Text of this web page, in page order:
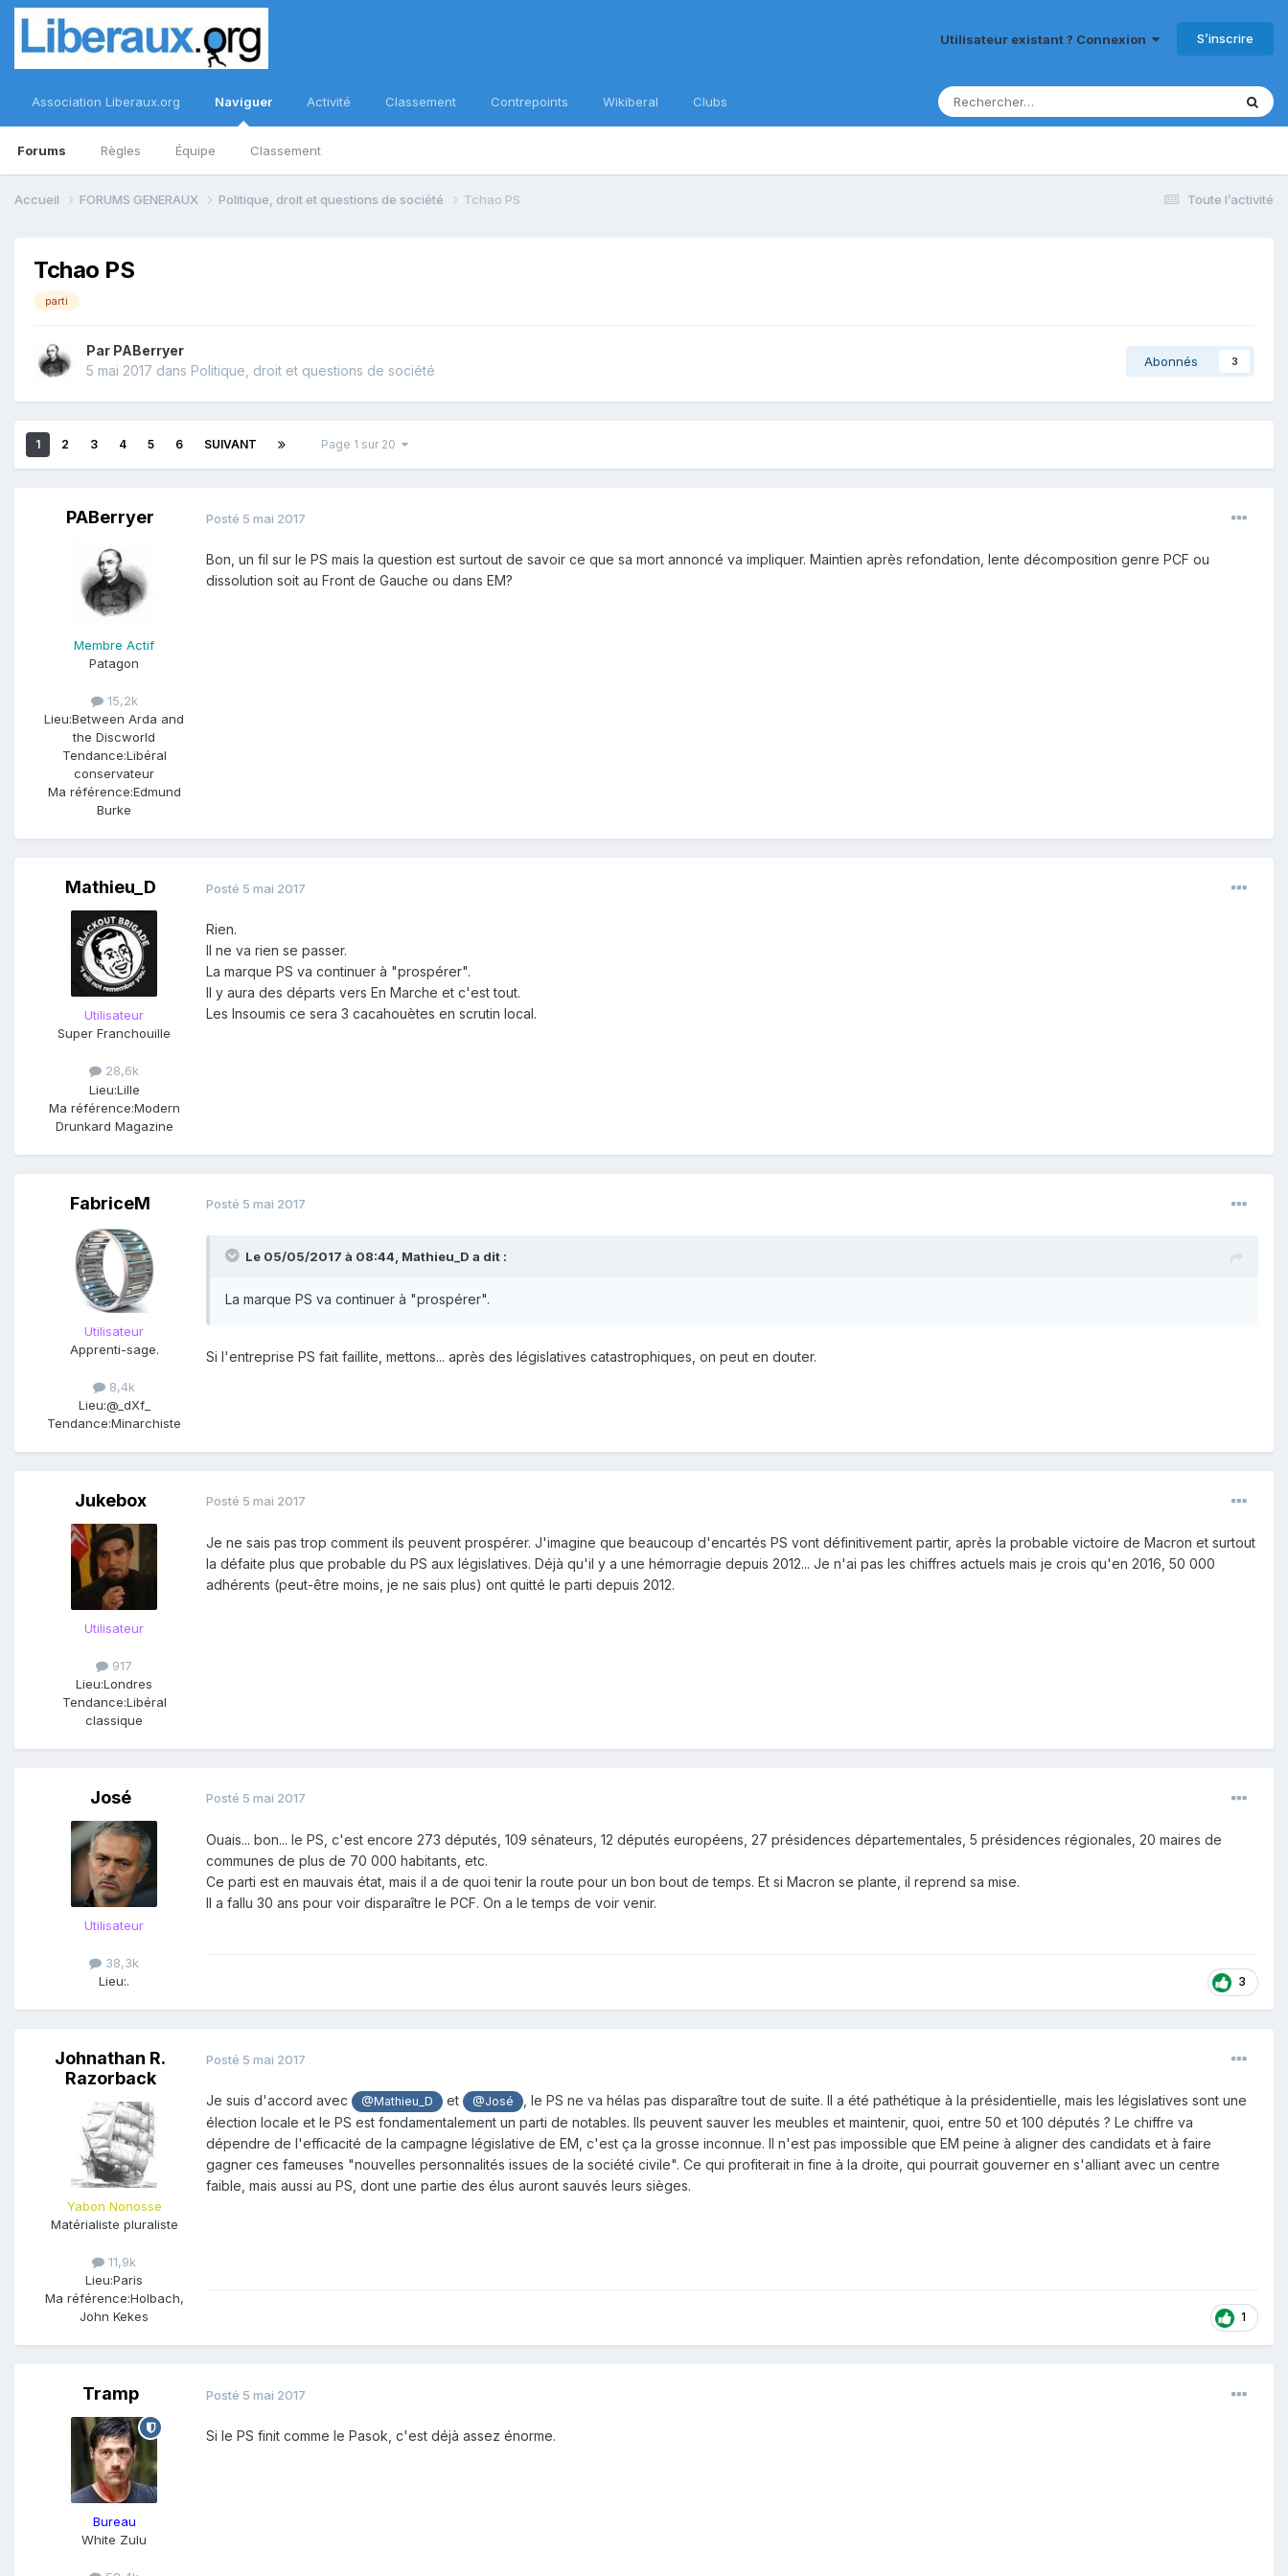
Utilisateur existant ? Connexion S’inscrire
Association Liberaux.org Naviguer
Forums Règles Équipe Classement
Activité Classement Contrepoints Wikiberal Clubs
Toute l’activité
Accueil FORUMS GENERAUX Politique, droit et questions de société Tchao PS
Tchao PS
parti
Par PABerryer
5 mai 2017 dans Politique, droit et questions de société
Abonnés 3
1 2 3 4 5 6 SUIVANT Page 1 sur 20
PABerryer
Membre Actif
Patagon
15,2k
Lieu:Between Arda and
the Discworld
Tendance:Libéral
conservateur
Ma référence:Edmund
Burke
Posté 5 mai 2017
Bon, un fil sur le PS mais la question est surtout de savoir ce que sa mort annoncé va impliquer. Maintien après refondation, lente décomposition genre PCF ou
dissolution soit au Front de Gauche ou dans EM?
Mathieu_D
Utilisateur
Super Franchouille
28,6k
Lieu:Lille
Ma référence:Modern
Drunkard Magazine
Posté 5 mai 2017
Rien.
Il ne va rien se passer.
La marque PS va continuer à "prospérer".
Il y aura des départs vers En Marche et c'est tout.
Les Insoumis ce sera 3 cacahouètes en scrutin local.
FabriceM
Utilisateur
Apprenti-sage.
8,4k
Lieu:@_dXf_
Tendance:Minarchiste
Posté 5 mai 2017
Le 05/05/2017 à 08:44, Mathieu_D a dit :
La marque PS va continuer à "prospérer".
Si l'entreprise PS fait faillite, mettons... après des législatives catastrophiques, on peut en douter.
Jukebox
Utilisateur
917
Lieu:Londres
Tendance:Libéral
classique
Posté 5 mai 2017
Je ne sais pas trop comment ils peuvent prospérer. J'imagine que beaucoup d'encartés PS vont définitivement partir, après la probable victoire de Macron et surtout
la défaite plus que probable du PS aux législatives. Déjà qu'il y a une hémorragie depuis 2012... Je n'ai pas les chiffres actuels mais je crois qu'en 2016, 50 000
adhérents (peut-être moins, je ne sais plus) ont quitté le parti depuis 2012.
José
Utilisateur
38,3k
Lieu:.
Posté 5 mai 2017
Ouais... bon... le PS, c'est encore 273 députés, 109 sénateurs, 12 députés européens, 27 présidences départementales, 5 présidences régionales, 20 maires de
communes de plus de 70 000 habitants, etc.
Ce parti est en mauvais état, mais il a de quoi tenir la route pour un bon bout de temps. Et si Macron se plante, il reprend sa mise.
Il a fallu 30 ans pour voir disparaître le PCF. On a le temps de voir venir.
3
Johnathan R.
Razorback
Yabon Nonosse
Matérialiste pluraliste
11,9k
Lieu:Paris
Ma référence:Holbach,
John Kekes
Posté 5 mai 2017
Je suis d'accord avec @Mathieu_D et @José
, le PS ne va hélas pas disparaître tout de suite. Il a été pathétique à la présidentielle, mais les législatives sont une
élection locale et le PS est fondamentalement un parti de notables. Ils peuvent sauver les meubles et maintenir, quoi, entre 50 et 100 députés ? Le chiffre va
dépendre de l'efficacité de la campagne législative de EM, c'est ça la grosse inconnue. Il n'est pas impossible que EM peine à aligner des candidats et à faire
gagner ces fameuses "nouvelles personnalités issues de la société civile". Ce qui profiterait in fine à la droite, qui pourrait gouverner en s'alliant avec un centre
faible, mais aussi au PS, dont une partie des élus auront sauvés leurs sièges.
1
Tramp
Bureau
White Zulu
Posté 5 mai 2017
Si le PS finit comme le Pasok, c'est déjà assez énorme.